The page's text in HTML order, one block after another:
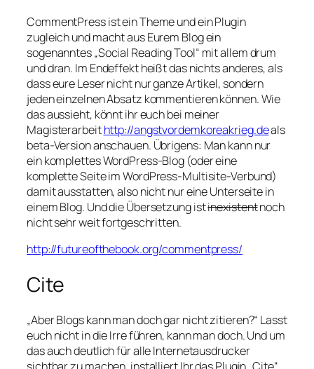
CommentPress ist ein Theme und ein Plugin
zugleich und macht aus Eurem Blog ein
sogenanntes „Social Reading Tool“ mit allem drum
und dran. Im Endeffekt heißt das nichts anderes, als
dass eure Leser nicht nur ganze Artikel, sondern
jeden einzelnen Absatz kommentieren können. Wie
das aussieht, könnt ihr euch bei meiner
Magisterarbeithttp://angstvordemkoreakrieg.deals
beta-Version anschauen. Übrigens: Man kann nur
ein komplettes WordPress-Blog (oder eine
komplette Seite im WordPress-Multisite-Verbund)
damit ausstatten, also nicht nur eine Unterseite in
einem Blog. Und die Übersetzung istinexistentnoch
nicht sehr weit fortgeschritten.
http://futureofthebook.org/commentpress/
Cite
„Aber Blogs kann man doch gar nicht zitieren?“ Lasst
euch nicht in die Irre führen, kann man doch. Und um
das auch deutlich für alle Internetausdrucker